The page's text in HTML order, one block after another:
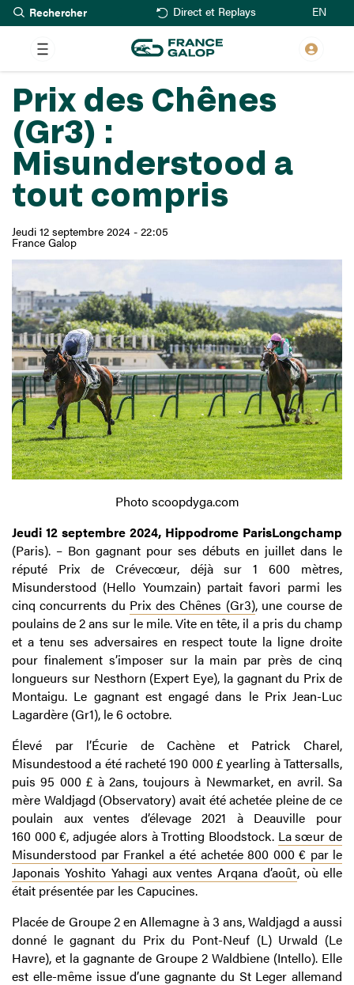
Aller
au
contenu
principal
Rechercher Direct et Replays EN
Prix des Chênes
(Gr3) :
Misunderstood a
tout compris
Jeudi 12 septembre 2024 - 22:05
France Galop
Photo scoopdyga.com
Jeudi 12 septembre 2024, Hippodrome ParisLongchamp
(Paris). – Bon gagnant pour ses débuts en juillet dans le
réputé Prix de Crévecœur, déjà sur 1 600 mètres,
Misunderstood (Hello Youmzain) partait favori parmi les
cinq concurrents du Prix des Chênes (Gr3), une course de
poulains de 2 ans sur le mile. Vite en tête, il a pris du champ
et a tenu ses adversaires en respect toute la ligne droite
pour finalement s’imposer sur la main par près de cinq
longueurs sur Nesthorn (Expert Eye), la gagnant du Prix de
Montaigu. Le gagnant est engagé dans le Prix Jean-Luc
Lagardère (Gr1), le 6 octobre.
Élevé par l’Écurie de Cachène et Patrick Charel,
Misundestood a été racheté 190 000 £ yearling à Tattersalls,
puis 95 000 £ à 2ans, toujours à Newmarket, en avril. Sa
mère Waldjagd (Observatory) avait été achetée pleine de ce
poulain aux ventes d’élevage 2021 à Deauville pour
160 000 €, adjugée alors à Trotting Bloodstock. La sœur de
Misunderstood par Frankel a été achetée 800 000 € par le
Japonais Yoshito Yahagi aux ventes Arqana d’août, où elle
était présentée par les Capucines.
Placée de Groupe 2 en Allemagne à 3 ans, Waldjagd a aussi
donné le gagnant du Prix du Pont-Neuf (L) Urwald (Le
Havre), et la gagnante de Groupe 2 Waldbiene (Intello). Elle
est elle-même issue d’une gagnante du St Leger allemand